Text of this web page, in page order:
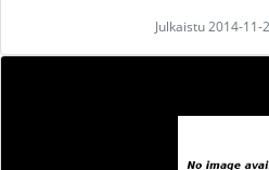
Julkaistu 2014-